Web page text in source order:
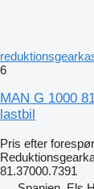
6
MAN G 1000
lastbil
Pris efter
81.37000.7391